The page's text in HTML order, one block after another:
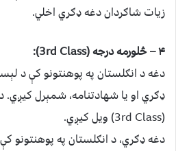
زیات شاګردان دغه ډګري اخلي.
۴ – څلورمه درجه (3rd Class):
دغه د انګلستان په پوهنتونو کې د
ډګري او یا شهادتنامه، شمېرل کیږي.
(3rd Class) ویل کیږي.
دغه ډګري، د انګلستان په پوهنتونو